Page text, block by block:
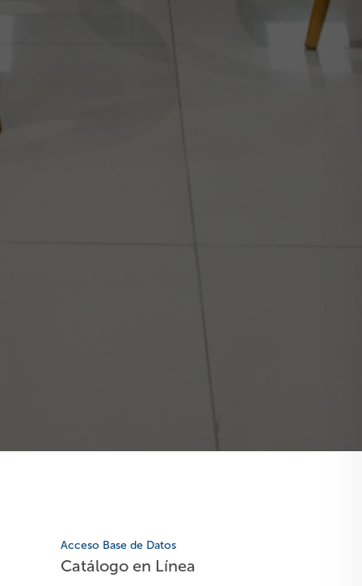
Acceso Base de Datos
Catálogo en Línea